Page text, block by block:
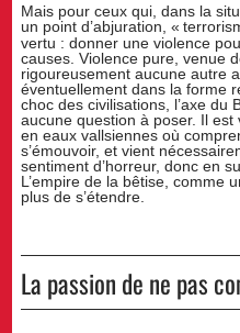
Mais pour ceux qui, dans la
un point d’abjuration, «
vertu : donner une violence
causes. Violence pure, venue
rigoureusement aucune autre
éventuellement dans la forme
choc des civilisations, l’axe du
aucune question à poser. Il est
en eaux vallsiennes où
s’émouvoir, et vient
sentiment d’horreur, donc en
L’empire de la bêtise, comme
plus de s’étendre.
La passion de ne pas